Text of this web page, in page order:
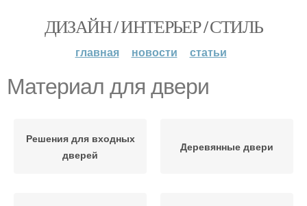
ДИЗАЙН / ИНТЕРЬЕР / СТИЛЬ
главная новости статьи
Материал для двери
Решения для входных
дверей
Деревянные двери